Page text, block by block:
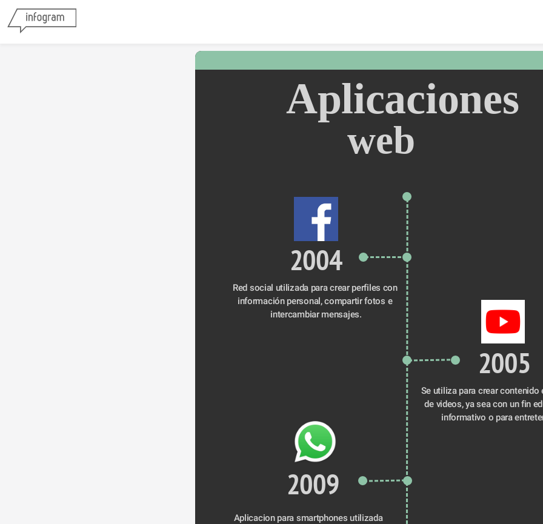
Aplicaciones
web
2004
Red social utilizada para crear perfiles con
información personal, compartir fotos e
intercambiar mensajes.
2005
Se utiliza para crear contenido
de videos, ya sea con un fin
informativo o para
2009
Aplicacion para smartphones utilizada